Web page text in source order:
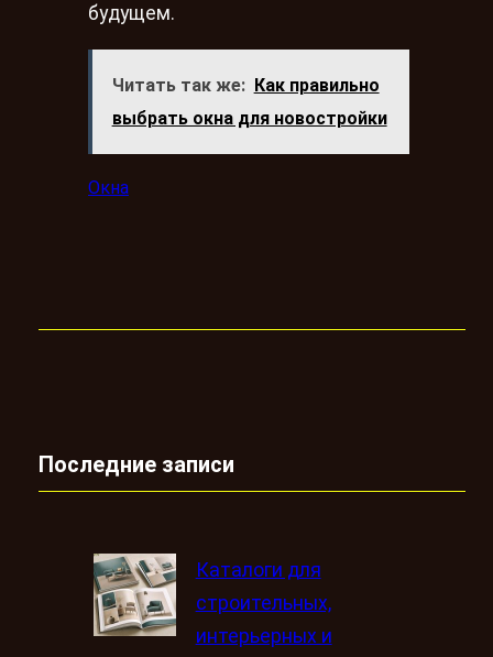
будущем.
Читать так же: Как правильно
выбрать окна для новостройки
Окна
Последние записи
Каталоги для
строительных,
интерьерных и